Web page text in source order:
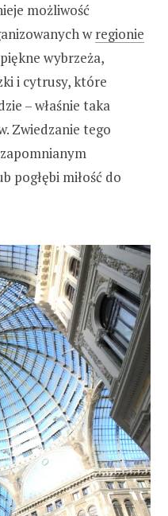
możliwość
wregionie
wybrzeża,
i cytrusy, które
– właśnie taka
Zwiedzanie tego
pogłębi miłość do